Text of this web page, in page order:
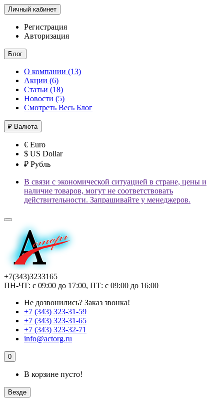
Личный кабинет
Регистрация
Авторизация
Блог
О компании (13)
Акции (6)
Статьи (18)
Новости (5)
Смотреть Весь Блог
₽ Валюта
€ Euro
$ US Dollar
₽ Рубль
В связи с экономической ситуацией в стране, цены и
наличие товаров, могут не соответствовать
действительности. Запрашивайте у менеджеров.
+7(343)3233165
ПН-ЧТ: с 09:00 до 17:00, ПТ: с 09:00 до 16:00
Не дозвонились? Заказ звонка!
+7 (343) 323-31-59
+7 (343) 323-31-65
+7 (343) 323-32-71
info@actorg.ru
0
В корзине пусто!
Везде